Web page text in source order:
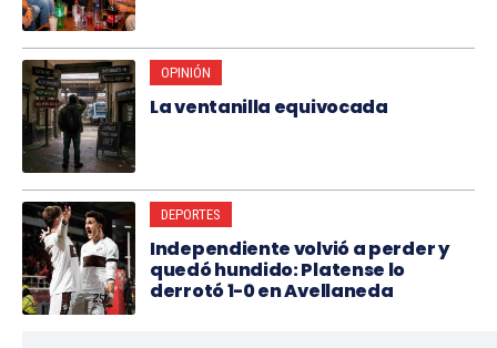
OPINIÓN
La ventanilla equivocada
DEPORTES
Independiente volvió a perder y
quedó hundido: Platense lo
derrotó 1-0 en Avellaneda